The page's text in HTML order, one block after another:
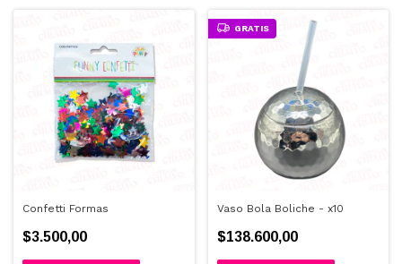
Confetti Formas
$3.500,00
GRATIS
Vaso Bola Boliche - x10
$138.600,00